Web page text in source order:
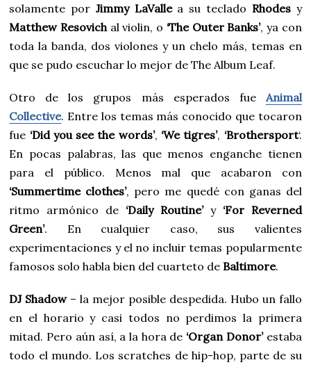
solamente por Jimmy LaVallea su teclado Rhodesy
Matthew Resovich al violin, o ‘The Outer Banks’, ya con
toda la banda, dos violones y un chelo más, temas en
que se pudo escuchar lo mejor de The Album Leaf.
Otro de los grupos más esperados fue Animal
Collective. Entre los temas más conocido que tocaron
fue ‘Did you see the words’, ‘We tigres’, ‘Brothersport‘.
En pocas palabras, las que menos enganche tienen
para el público. Menos mal que acabaron con
‘Summertime clothes’, pero me quedé con ganas del
ritmo armónico de ‘Daily Routine’y ‘For Reverned
Green’. En cualquier caso, sus valientes
experimentaciones y el no incluir temas popularmente
famosos solo habla bien del cuarteto de Baltimore.
DJ Shadow – la mejor posible despedida. Hubo un fallo
en el horario y casi todos no perdimos la primera
mitad. Pero aún así, a la hora de ‘Organ Donor’estaba
todo el mundo. Los scratches de hip-hop, parte de su